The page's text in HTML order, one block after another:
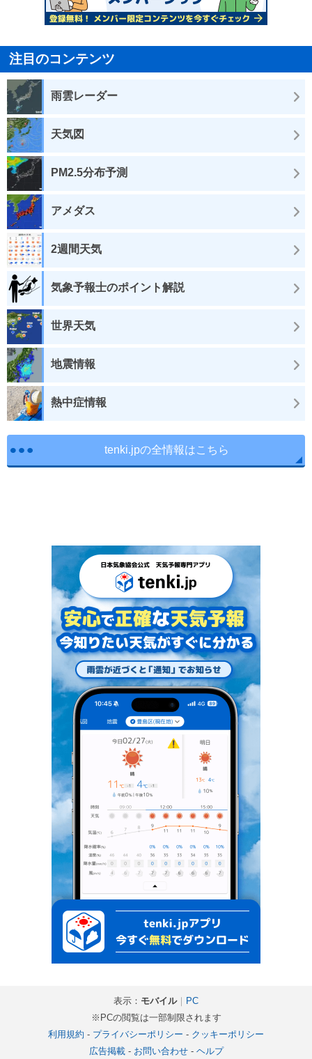
注目のコンテンツ
雨雲レーダー
天気図
PM2.5分布予測
アメダス
2週間天気
気象予報士のポイント解説
世界天気
地震情報
熱中症情報
tenki.jpの全情報はこちら
表示： モバイル｜ PC
※PCの閲覧は一部制限されます
利用規約 - プライバシーポリシー - クッキーポリシー
広告掲載- お問い合わせ- ヘルプ